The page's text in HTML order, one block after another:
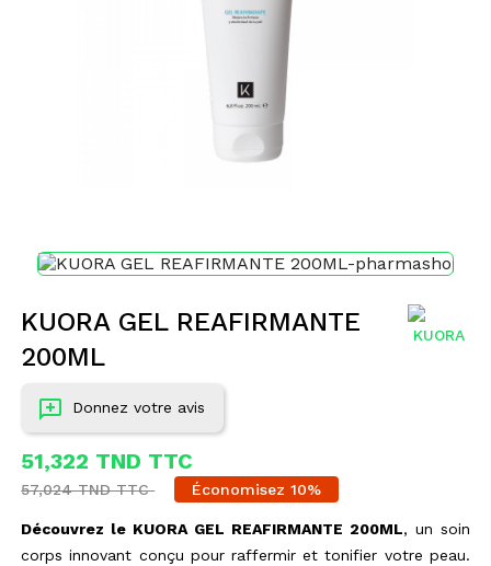
KUORA GEL REAFIRMANTE
200ML
Donnez votre avis
51,322 TND TTC
57,024 TND TTC Économisez 10%
Découvrez le KUORA GEL REAFIRMANTE 200ML, un soin
corps innovant conçu pour raffermir et tonifier votre peau.